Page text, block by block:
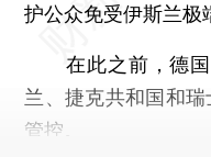
护公众免受伊斯兰极
在此之前，德国
兰、捷克共和国和
管控。